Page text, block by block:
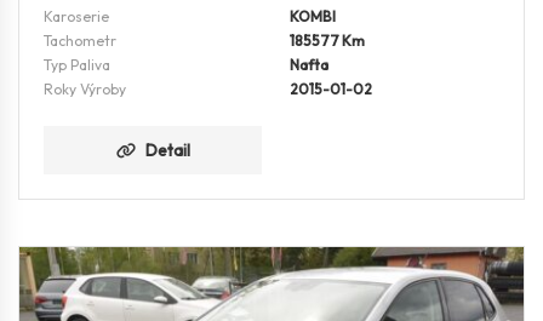
Karoserie
KOMBI
Tachometr
185577 Km
Typ Paliva
Nafta
Roky Výroby
2015-01-02
Detail